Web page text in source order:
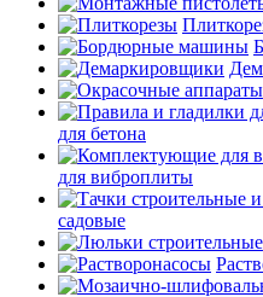
для бетона
для виброплиты
садовые